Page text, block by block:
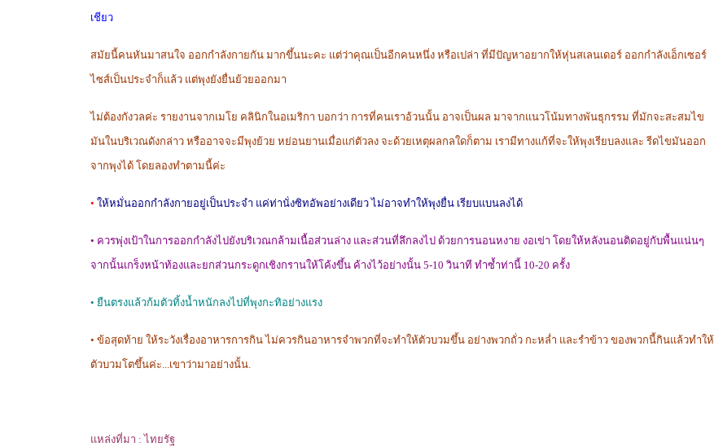
เชียว
สมัยนี้คนหันมาสนใจ ออกกำลังกายกัน มากขึ้นนะคะ แต่ว่าคุณเป็นอีกคนหนึ่ง หรือเปล่า ที่มีปัญหาอยากให้หุ่นสเลนเดอร์ ออกกำลังเอ็กเซอร์
ไซส์เป็นประจำก็แล้ว แต่พุงยังยื่นย้วยออกมา
ไม่ต้องกังวลค่ะ รายงานจากเมโย คลินิกในอเมริกา บอกว่า การที่คนเราอ้วนนั้น อาจเป็นผล มาจากแนวโน้มทางพันธุกรรม ที่มักจะสะสมไข
มันในบริเวณดังกล่าว หรืออาจจะมีพุงย้วย หย่อนยานเมื่อแก่ตัวลง จะด้วยเหตุผลกลใดก็ตาม เรามีทางแก้ที่จะให้พุงเรียบลงและ รีดไขมันออก
จากพุงได้ โดยลองทำตามนี้ค่ะ
• ให้หมั่นออกกำลังกายอยู่เป็นประจำ แค่ท่านั่งซิทอัพอย่างเดียว ไม่อาจทำให้พุงยื่น เรียบแบนลงได้
• ควรพุ่งเป้าในการออกกำลังไปยังบริเวณกล้ามเนื้อส่วนล่าง และส่วนที่ลึกลงไป ด้วยการนอนหงาย งอเข่า โดยให้หลังนอนติดอยู่กับพื้นแน่นๆ
จากนั้นเกร็งหน้าท้องและยกส่วนกระดูกเชิงกรานให้โค้งขึ้น ค้างไว้อย่างนั้น 5-10 วินาที ทำซ้ำท่านี้ 10-20 ครั้ง
• ยืนตรงแล้วก้มตัวทิ้งน้ำหนักลงไปที่พุงกะทิอย่างแรง
• ข้อสุดท้าย ให้ระวังเรื่องอาหารการกิน ไม่ควรกินอาหารจำพวกที่จะทำให้ตัวบวมขึ้น อย่างพวกถั่ว กะหล่ำ และรำข้าว ของพวกนี้กินแล้วทำให้
ตัวบวมโตขึ้นค่ะ...เขาว่ามาอย่างนั้น.
แหล่งที่มา : ไทยรัฐ